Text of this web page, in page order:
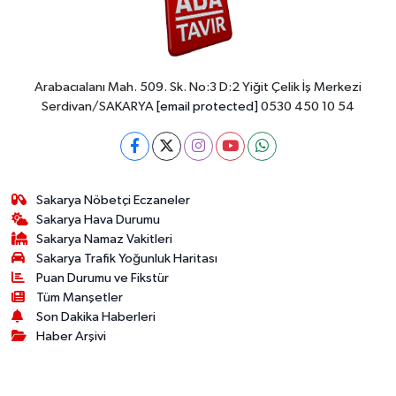
Arabacıalanı Mah. 509. Sk. No:3 D:2 Yiğit Çelik İş Merkezi
Serdivan/SAKARYA [email protected] 0530 450 10 54
Sakarya Nöbetçi Eczaneler
Sakarya Hava Durumu
Sakarya Namaz Vakitleri
Sakarya Trafik Yoğunluk Haritası
Puan Durumu ve Fikstür
Tüm Manşetler
Son Dakika Haberleri
Haber Arşivi